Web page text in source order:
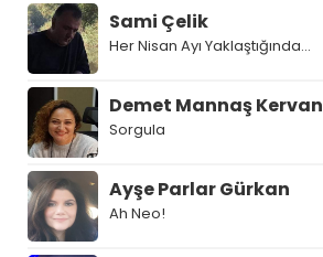
Sami Çelik
Her Nisan Ayı Yaklaştığında...
Demet Mannaş Kervan
Sorgula
Ayşe Parlar Gürkan
Ah Neo!